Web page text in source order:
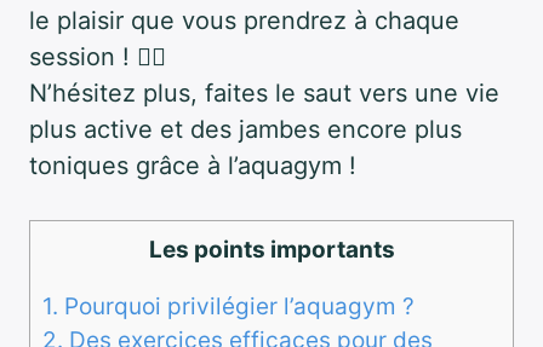
le plaisir que vous prendrez à chaque
session ! 🏊‍♀️
N’hésitez plus, faites le saut vers une vie
plus active et des jambes encore plus
toniques grâce à l’aquagym !
Les points importants
1. Pourquoi privilégier l’aquagym ?
2. Des exercices efficaces pour des